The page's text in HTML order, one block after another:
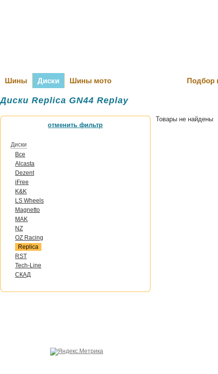
Шины Диски Шины мото Подбор
Диски Replica GN44 Replay
отменить фильтр
Диски
Все
Alcasta
Dezent
iFree
K&K
LS Wheels
Magnetto
MAK
NZ
OZ Raсing
Replica
RST
Tech-Line
СКАД
Товары не найдены